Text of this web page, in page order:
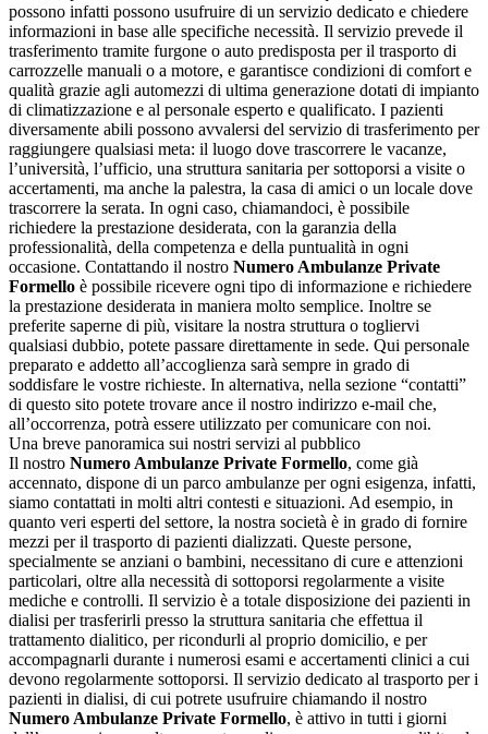
possono infatti possono usufruire di un servizio dedicato e chiedere
informazioni in base alle specifiche necessità. Il servizio prevede il
trasferimento tramite furgone o auto predisposta per il trasporto di
carrozzelle manuali o a motore, e garantisce condizioni di comfort e
qualità grazie agli automezzi di ultima generazione dotati di impianto
di climatizzazione e al personale esperto e qualificato. I pazienti
diversamente abili possono avvalersi del servizio di trasferimento per
raggiungere qualsiasi meta: il luogo dove trascorrere le vacanze,
l’università, l’ufficio, una struttura sanitaria per sottoporsi a visite o
accertamenti, ma anche la palestra, la casa di amici o un locale dove
trascorrere la serata. In ogni caso, chiamandoci, è possibile
richiedere la prestazione desiderata, con la garanzia della
professionalità, della competenza e della puntualità in ogni
occasione. Contattando il nostro Numero Ambulanze Private
Formello è possibile ricevere ogni tipo di informazione e richiedere
la prestazione desiderata in maniera molto semplice. Inoltre se
preferite saperne di più, visitare la nostra struttura o togliervi
qualsiasi dubbio, potete passare direttamente in sede. Qui personale
preparato e addetto all’accoglienza sarà sempre in grado di
soddisfare le vostre richieste. In alternativa, nella sezione “contatti”
di questo sito potete trovare ance il nostro indirizzo e-mail che,
all’occorrenza, potrà essere utilizzato per comunicare con noi.
Una breve panoramica sui nostri servizi al pubblico
Il nostro Numero Ambulanze Private Formello, come già
accennato, dispone di un parco ambulanze per ogni esigenza, infatti,
siamo contattati in molti altri contesti e situazioni. Ad esempio, in
quanto veri esperti del settore, la nostra società è in grado di fornire
mezzi per il trasporto di pazienti dializzati. Queste persone,
specialmente se anziani o bambini, necessitano di cure e attenzioni
particolari, oltre alla necessità di sottoporsi regolarmente a visite
mediche e controlli. Il servizio è a totale disposizione dei pazienti in
dialisi per trasferirli presso la struttura sanitaria che effettua il
trattamento dialitico, per ricondurli al proprio domicilio, e per
accompagnarli durante i numerosi esami e accertamenti clinici a cui
devono regolarmente sottoporsi. Il servizio dedicato al trasporto per i
pazienti in dialisi, di cui potrete usufruire chiamando il nostro
Numero Ambulanze Private Formello, è attivo in tutti i giorni